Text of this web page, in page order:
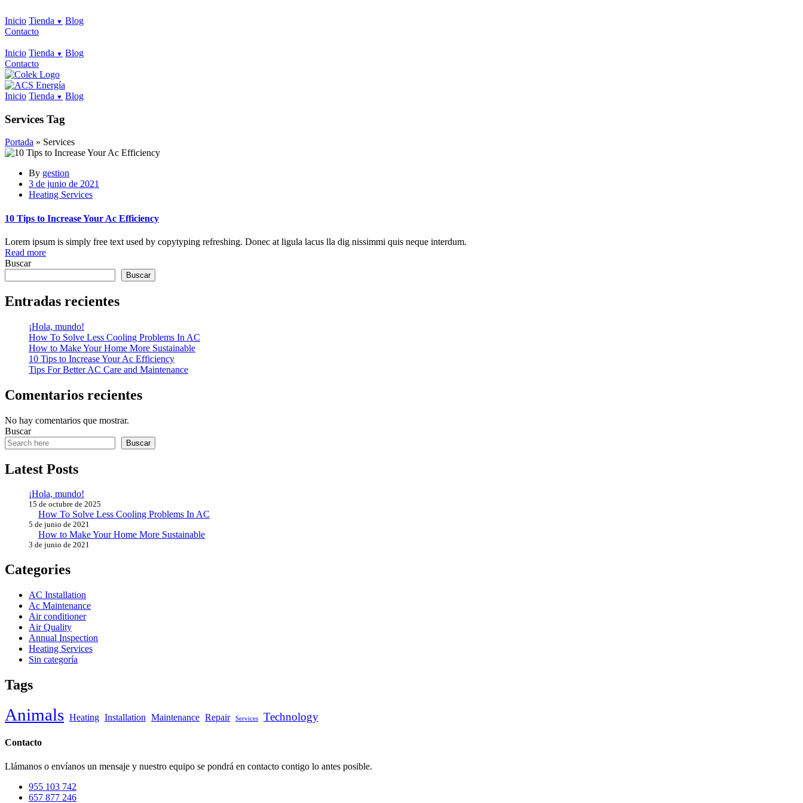
Inicio Tienda
Blog
Contacto
Inicio Tienda
Blog
Contacto
Inicio Tienda Blog
Services Tag
Portada » Services
By gestion
3 de junio de 2021
Heating Services
10 Tips to Increase Your Ac Efficiency
Lorem ipsum is simply free text used by copytyping refreshing. Donec at ligula lacus lla dig nissimmi quis neque interdum.
Read more
Buscar
Buscar
Entradas recientes
¡Hola, mundo!
How To Solve Less Cooling Problems In AC
How to Make Your Home More Sustainable
10 Tips to Increase Your Ac Efficiency
Tips For Better AC Care and Maintenance
Comentarios recientes
No hay comentarios que mostrar.
Buscar
Buscar
Latest Posts
¡Hola, mundo!
15 de octubre de 2025
How To Solve Less Cooling Problems In AC
5 de junio de 2021
How to Make Your Home More Sustainable
3 de junio de 2021
Categories
AC Installation
Ac Maintenance
Air conditioner
Air Quality
Annual Inspection
Heating Services
Sin categoría
Tags
Animals Heating Installation Maintenance Repair Services Technology
Contacto
Llámanos o envíanos un mensaje y nuestro equipo se pondrá en contacto contigo lo antes posible.
955 103 742
657 877 246